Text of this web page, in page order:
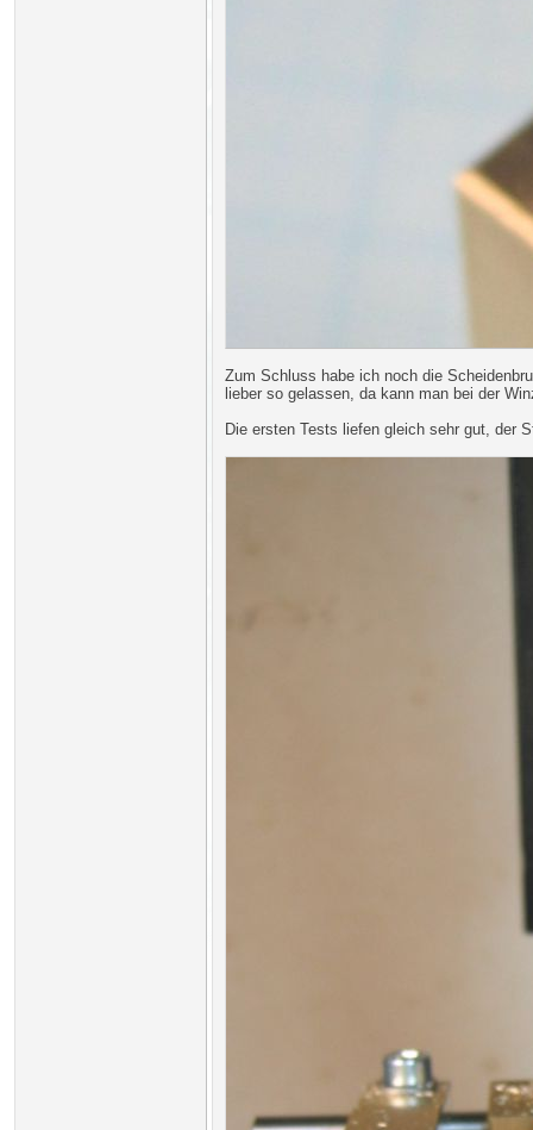
Zum Schluss habe ich noch die
lieber so gelassen, da kann man bei der
Die ersten Tests liefen gleich sehr gut, der